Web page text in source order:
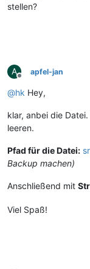
stellen?
A
Offline
apfel-jan
@hk Hey,
klar, anbei die
leeren.
Pfad für die Datei:
Backup machen)
Anschließend mit
Viel Spaß!